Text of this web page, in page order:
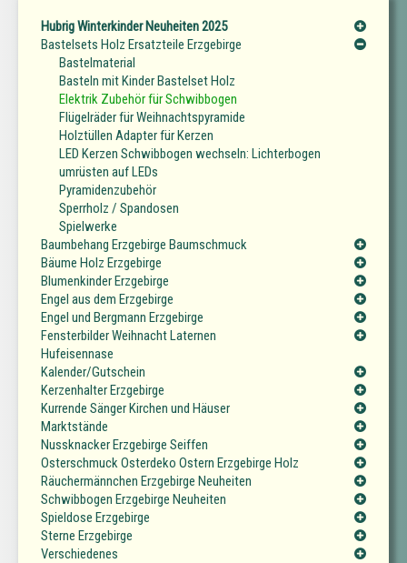
Hubrig Winterkinder Neuheiten 2025
Bastelsets Holz Ersatzteile Erzgebirge
Bastelmaterial
Basteln mit Kinder Bastelset Holz
Elektrik Zubehör für Schwibbogen
Flügelräder für Weihnachtspyramide
Holztüllen Adapter für Kerzen
LED Kerzen Schwibbogen wechseln: Lichterbogen
umrüsten auf LEDs
Pyramidenzubehör
Sperrholz / Spandosen
Spielwerke
Baumbehang Erzgebirge Baumschmuck
Bäume Holz Erzgebirge
Blumenkinder Erzgebirge
Engel aus dem Erzgebirge
Engel und Bergmann Erzgebirge
Fensterbilder Weihnacht Laternen
Hufeisennase
Kalender/Gutschein
Kerzenhalter Erzgebirge
Kurrende Sänger Kirchen und Häuser
Marktstände
Nussknacker Erzgebirge Seiffen
Osterschmuck Osterdeko Ostern Erzgebirge Holz
Räuchermännchen Erzgebirge Neuheiten
Schwibbogen Erzgebirge Neuheiten
Spieldose Erzgebirge
Sterne Erzgebirge
Verschiedenes